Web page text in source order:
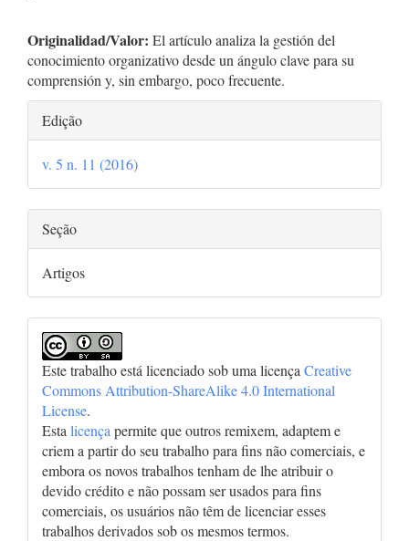
Originalidad/Valor: El artículo analiza la gestión del
conocimiento organizativo desde un ángulo clave para su
comprensión y, sin embargo, poco frecuente.
Detalhes
do
artigo
Edição
v. 5 n. 11 (2016)
Seção
Artigos
Este trabalho está licenciado sob uma licença Creative
Commons Attribution-ShareAlike 4.0 International
License.
Esta licença permite que outros remixem, adaptem e
criem a partir do seu trabalho para fins não comerciais, e
embora os novos trabalhos tenham de lhe atribuir o
devido crédito e não possam ser usados para fins
comerciais, os usuários não têm de licenciar esses
trabalhos derivados sob os mesmos termos.